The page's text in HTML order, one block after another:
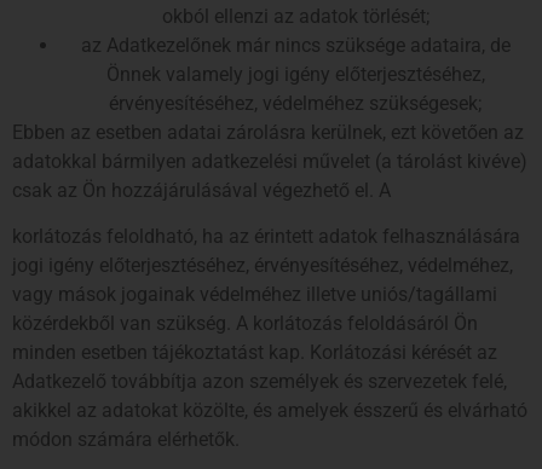
okból ellenzi az adatok törlését;
az Adatkezelőnek már nincs szüksége adataira, de
Önnek valamely jogi igény előterjesztéséhez,
érvényesítéséhez, védelméhez szükségesek;
Ebben az esetben adatai zárolásra kerülnek, ezt követően az
adatokkal bármilyen adatkezelési művelet (a tárolást kivéve)
csak az Ön hozzájárulásával végezhető el. A
korlátozás feloldható, ha az érintett adatok felhasználására
jogi igény előterjesztéséhez, érvényesítéséhez, védelméhez,
vagy mások jogainak védelméhez illetve uniós/tagállami
közérdekből van szükség. A korlátozás feloldásáról Ön
minden esetben tájékoztatást kap. Korlátozási kérését az
Adatkezelő továbbítja azon személyek és szervezetek felé,
akikkel az adatokat közölte, és amelyek ésszerű és elvárható
módon számára elérhetők.